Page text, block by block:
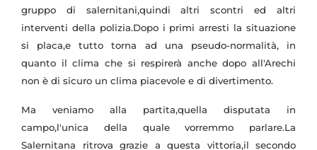
gruppo di salernitani,quindi altri scontri ed altri
interventi della polizia.Dopo i primi arresti la situazione
si placa,e tutto torna ad una pseudo-normalità, in
quanto il clima che si respirerà anche dopo all'Arechi
non è di sicuro un clima piacevole e di divertimento.
Ma veniamo alla partita,quella disputata in
campo,l'unica della quale vorremmo parlare.La
Salernitana ritrova grazie a questa vittoria,il secondo